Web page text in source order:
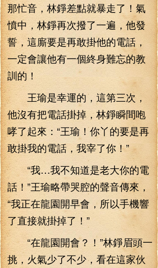
那忙音，林錚差點就暴走了！氣
憤中，林錚再次撥了一遍，他發
誓，這廝要是再敢掛他的電話，
一定會讓他有一個終身難忘的教
訓的！
王瑜是幸運的，這第三次，
他沒有把電話掛掉，林錚瞬間咆
哮了起來：“王瑜！你丫的要是再
敢掛我的電話，我宰了你！”
“我…我不知道是老大你的電
話！”王瑜略帶哭腔的聲音傳來，
“我正在龍園開早會，所以手機響
了直接就掛掉了！”
“在龍園開會？！”林錚眉頭一
挑，火氣少了不少，看在這家伙